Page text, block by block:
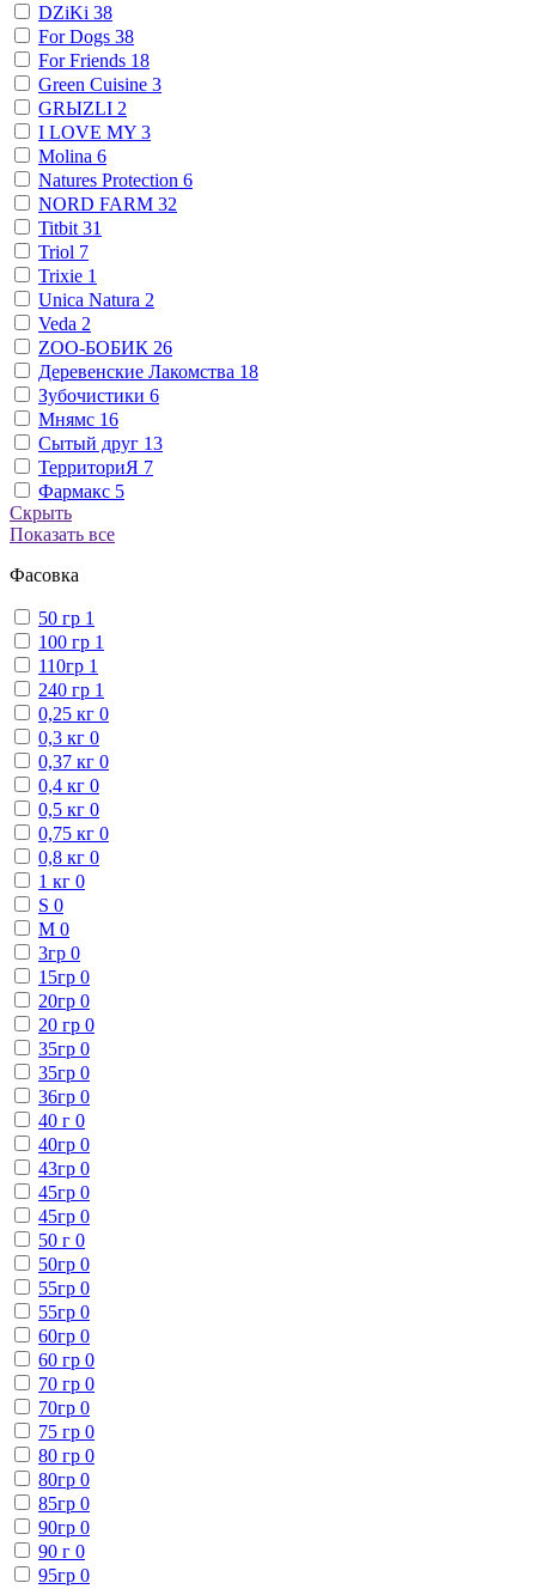
DZiKi 38
For Dogs 38
For Friends 18
Green Cuisine 3
GRЫZLI 2
I LOVE MY 3
Molina 6
Natures Protection 6
NORD FARM 32
Titbit 31
Triol 7
Trixie 1
Unica Natura 2
Veda 2
ZОО-БОБИК 26
Деревенские Лакомства 18
Зубочистики 6
Мнямс 16
Сытый друг 13
ТерриториЯ 7
Фармакс 5
Скрыть
Показать все
Фасовка
50 гр 1
100 гр 1
110гр 1
240 гр 1
0,25 кг 0
0,3 кг 0
0,37 кг 0
0,4 кг 0
0,5 кг 0
0,75 кг 0
0,8 кг 0
1 кг 0
S 0
М 0
3гр 0
15гр 0
20гр 0
20 гр 0
35гр 0
35гр 0
36гр 0
40 г 0
40гр 0
43гр 0
45гр 0
45гр 0
50 г 0
50гр 0
55гр 0
55гр 0
60гр 0
60 гр 0
70 гр 0
70гр 0
75 гр 0
80 гр 0
80гр 0
85гр 0
90гр 0
90 г 0
95гр 0